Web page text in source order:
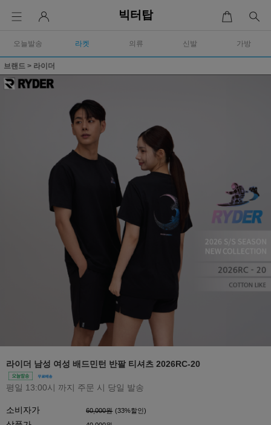
빅터탑
오늘발송 라켓 의류 신발 가방
브랜드 > 라이더
라이더 남성 여성 배드민턴 반팔 티셔츠 2026RC-20
평일 13:00시 까지 주문 시 당일 발송
소비자가 60,000원 (33%할인)